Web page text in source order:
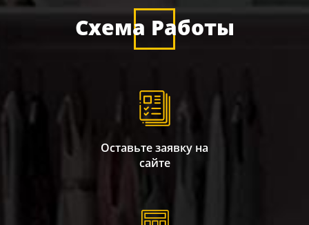
Схема Работы
Оставьте заявку на
сайте